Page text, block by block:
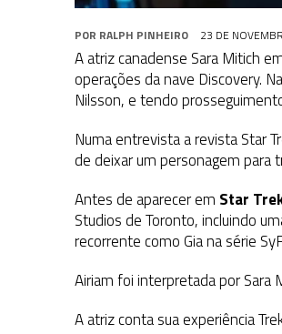
POR RALPH PINHEIRO 23 DE
A atriz canadense Sara Mitich
operações da nave Discovery.
Nilsson, e tendo
Numa entrevista a revista Star
de deixar um personagem para
Antes de aparecer em Star
Studios de Toronto, incluindo
recorrente como Gia na série
Airiam foi interpretada por Sara
A atriz conta sua experiência